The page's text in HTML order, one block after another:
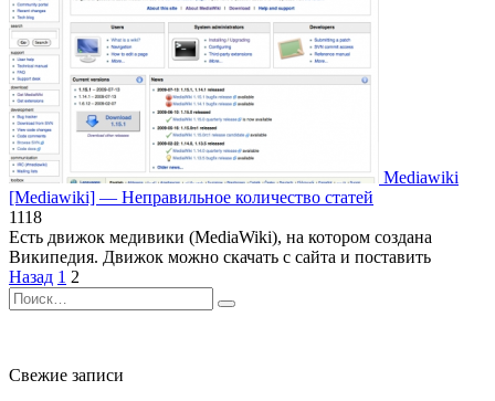
Mediawiki
[Mediawiki] — Неправильное количество статей
1118
Есть движок медивики (MediaWiki), на котором создана
Википедия. Движок можно скачать с сайта и поставить
Пагинация
записей
Назад 1 2
Search
for:
Свежие записи